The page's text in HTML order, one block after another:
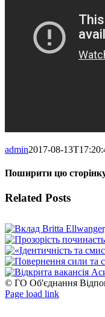
admin2017-08-
Поширити цю
Facebook
X
WhatsApp
Telegram
Related Posts
© ГО Об'єднання
Facebook
YouTube
Page load link